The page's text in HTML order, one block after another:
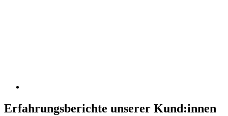
Erfahrungsberichte unserer Kund:innen